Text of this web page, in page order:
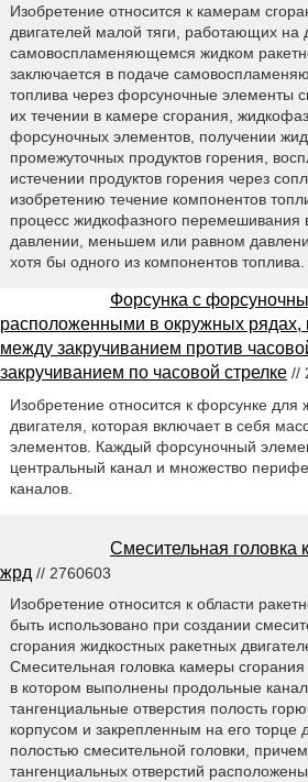
Изобретение относится к камерам
двигателей малой тяги, работающих на
самовоспламеняющемся жидком
заключается в подаче
топлива через форсуночные элементы
их течении в камере сгорания,
форсуночных элементов, получении
промежуточных продуктов горения,
истечении продуктов горения через
изобретению течение компонентов
процесс жидкофазного перемешивания
давлении, меньшем или равном
хотя бы одного из компонентов топлива.
Форсунка с
расположенными в окружных рядах,
между закручиванием против
закручиванием по часовой стрелке //
Изобретение относится к форсунке для
двигателя, которая включает в себя
элементов. Каждый форсуночный
центральный канал и множество
каналов.
Смесительная головка
жрд // 2760603
Изобретение относится к области
быть использовано при создании
сгорания жидкостных ракетных
Смесительная головка камеры
в котором выполнены продольные
тангенциальные отверстия полость
корпусом и закрепленным на его торце
полостью смесительной головки,
тангенциальных отверстий